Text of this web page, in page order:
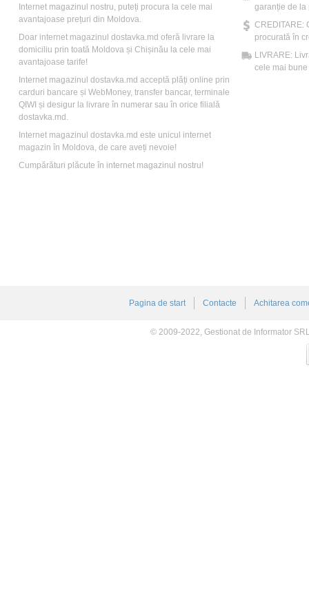
Internet magazinul nostru, puteți procura la cele mai
avantajoase prețuri din Moldova.
Doar internet magazinul dostavka.md oferă livrare la
domiciliu prin toată Moldova și Chișinău la cele mai
avantajoase tarife!
Internet magazinul dostavka.md acceptă plăți online prin
carduri bancare și WebMoney, transfer bancar, terminale
QIWI și desigur la livrare în numerar sau în orice filială
dostavka.md.
Internet magazinul dostavka.md este unicul internet
magazin în Moldova, de care aveți nevoie!
Cumpărături plăcute în internet magazinul nostru!
garanție de la
CREDITARE:
procurată în
LIVRARE:
cele mai bune
Pagina de start Contacte Achitarea
© 2009-2022, Gestionat de Informator